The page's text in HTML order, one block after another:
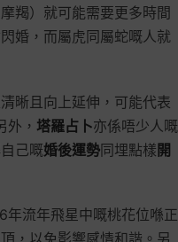
羯）就可能需要更多時間
婚，而屬虎同屬蛇嘅人就
晰且向上延伸，可能代表
， 塔羅占卜亦係唔少人嘅
己嘅婚後運勢同埋點樣 開
流年飛星中嘅桃花位喺正
，以免影響感情和諧。另